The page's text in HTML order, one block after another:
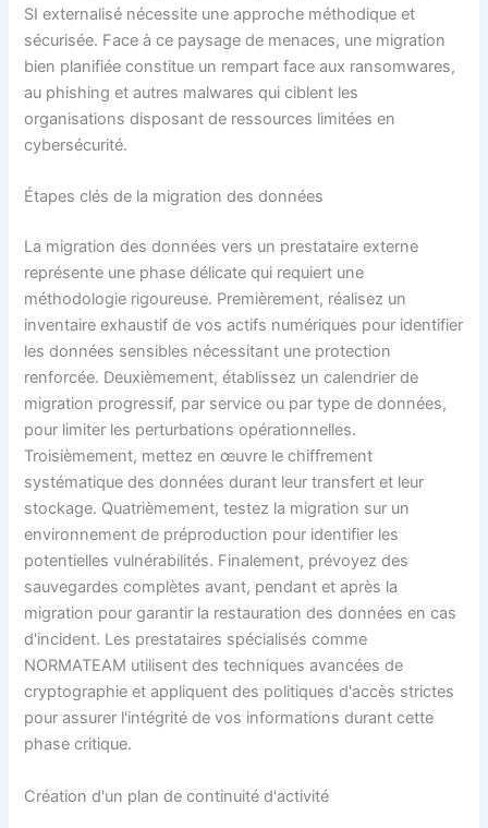
SI externalisé nécessite une approche méthodique et
sécurisée. Face à ce paysage de menaces, une migration
bien planifiée constitue un rempart face aux ransomwares,
au phishing et autres malwares qui ciblent les
organisations disposant de ressources limitées en
cybersécurité.
Étapes clés de la migration des données
La migration des données vers un prestataire externe
représente une phase délicate qui requiert une
méthodologie rigoureuse. Premièrement, réalisez un
inventaire exhaustif de vos actifs numériques pour identifier
les données sensibles nécessitant une protection
renforcée. Deuxièmement, établissez un calendrier de
migration progressif, par service ou par type de données,
pour limiter les perturbations opérationnelles.
Troisièmement, mettez en œuvre le chiffrement
systématique des données durant leur transfert et leur
stockage. Quatrièmement, testez la migration sur un
environnement de préproduction pour identifier les
potentielles vulnérabilités. Finalement, prévoyez des
sauvegardes complètes avant, pendant et après la
migration pour garantir la restauration des données en cas
d'incident. Les prestataires spécialisés comme
NORMATEAM utilisent des techniques avancées de
cryptographie et appliquent des politiques d'accès strictes
pour assurer l'intégrité de vos informations durant cette
phase critique.
Création d'un plan de continuité d'activité